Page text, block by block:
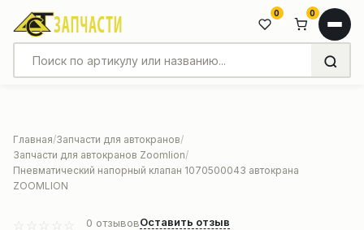
0 0
Главная Запчасти для автокранов
Запчасти для автокранов Zoomlion
Пневматический напорный клапан 1070500043 автокрана
ZOOMLION
0 отзывовОставить отзыв